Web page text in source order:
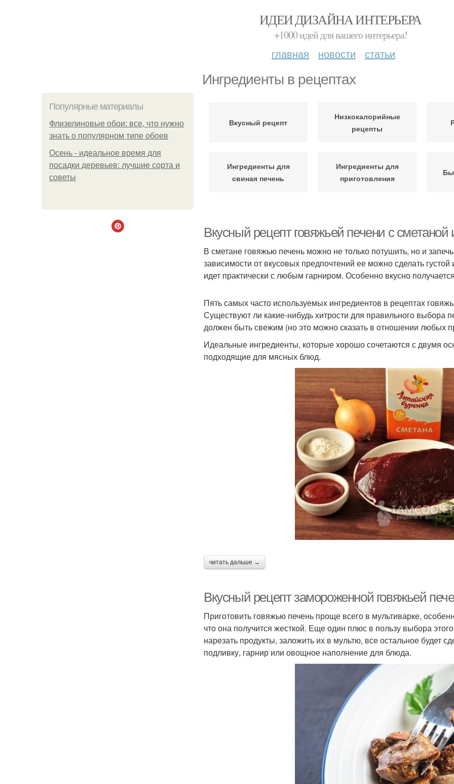
ИДЕИ ДИЗАЙНА ИНТЕРЬЕРА
+1000 идей для вашего интерьера!
главная новости статьи
Ингредиенты в рецептах
Популярные материалы
Флизелиновые обои: все, что нужно
знать о популярном типе обоев
Осень - идеальное время для
посадки деревьев: лучшие сорта и
советы
Вкусный рецепт
Низкокалорийные
рецепты
Ингредиенты для
свиная печень
Ингредиенты для
приготовления
Пошаговые рецепты
Вкусный рецепт говяжьей печени с сметаной
В сметане говяжью печень можно не только потушить, но и
зависимости от вкусовых предпочтений ее можно сделать
идет практически с любым гарниром. Особенно вкусно
Пять самых часто используемых ингредиентов в рецептах
Существуют ли какие-нибудь хитрости для правильного выбора
должен быть свежим (но это можно сказать в отношении любых
Идеальные ингредиенты, которые хорошо сочетаются с двумя
подходящие для мясных блюд.
читать дальше →
Вкусный рецепт замороженной говяжьей
Приготовить говяжью печень проще всего в мультиварке,
что она получится жесткой. Еще один плюс в пользу выбора
нарезать продукты, заложить их в мультю, все остальное будет
подливку, гарнир или овощное наполнение для блюда.